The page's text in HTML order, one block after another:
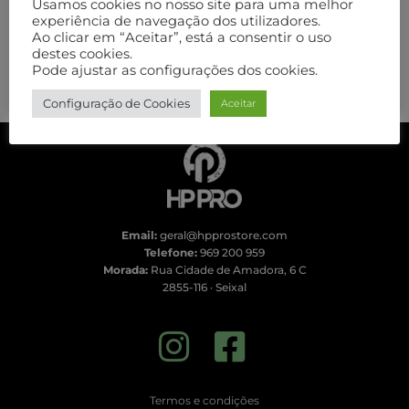
20,39€ 16,99€
Ver opções
Isotónica Sport Azul
Zero
Email: geral@hpprostore.com
Telefone: 969 200 959
Morada:Rua Cidade de Amadora, 6 C
2855-116 · Seixal
Termos e condições
Usamos cookies no nosso site para uma melhor
experiência de navegação dos utilizadores.
Ao clicar em “Aceitar”, está a consentir o uso
destes cookies.
Pode ajustar as configurações dos cookies.
Configuração de Cookies Aceitar